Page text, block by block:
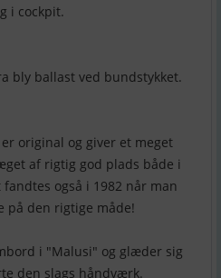
i cockpit.
bly ballast ved bundstykket.
original og giver et meget
af rigtig god plads både i
også i 1982 når man
på den rigtige måde!
i "Malusi" og glæder sig
den slags håndværk.